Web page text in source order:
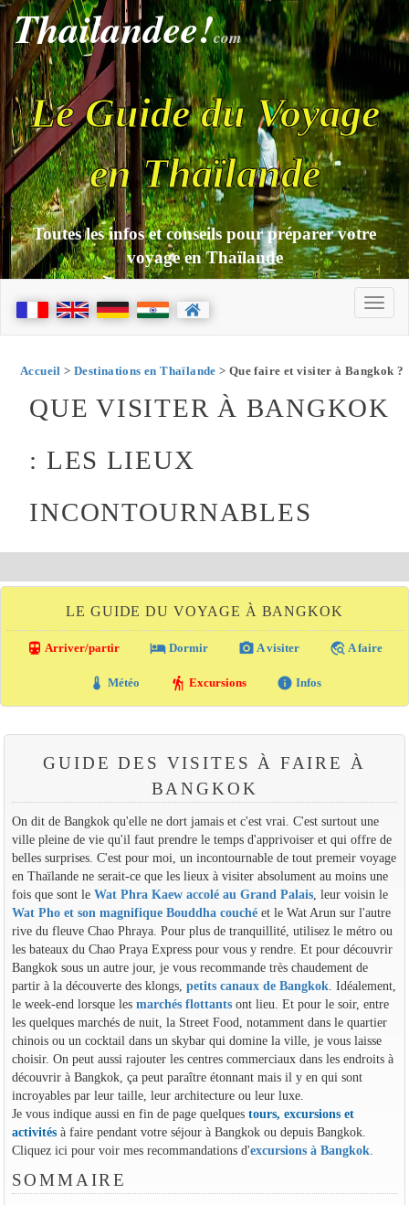
Thailandee!com
Le Guide du Voyage
en Thaïlande
Toutes les infos et conseils pour préparer votre
voyage en Thaïlande
Accueil > Destinations en Thaïlande > Que faire et visiter à Bangkok ?
QUE VISITER À BANGKOK
: LES LIEUX
INCONTOURNABLES
LE GUIDE DU VOYAGE À BANGKOK
directions_transit Arriver/partir local_hotel Dormir photo_camera A visiter travel_explore A faire
thermostat Météo hiking Excursions info Infos
GUIDE DES VISITES À FAIRE À
BANGKOK
On dit de Bangkok qu'elle ne dort jamais et c'est vrai. C'est surtout une
ville pleine de vie qu'il faut prendre le temps d'apprivoiser et qui offre de
belles surprises. C'est pour moi, un incontournable de tout premeir voyage
en Thaïlande ne serait-ce que les lieux à visiter absolument au moins une
fois que sont le Wat Phra Kaew accolé au Grand Palais, leur voisin le
Wat Pho et son magnifique Bouddha couchéet le Wat Arun sur l'autre
rive du fleuve Chao Phraya. Pour plus de tranquillité, utilisez le métro ou
les bateaux du Chao Praya Express pour vous y rendre. Et pour découvrir
Bangkok sous un autre jour, je vous recommande très chaudement de
partir à la découverte des klongs, petits canaux de Bangkok. Idéalement,
le week-end lorsque les marchés flottantsont lieu. Et pour le soir, entre
les quelques marchés de nuit, la Street Food, notamment dans le quartier
chinois ou un cocktail dans un skybar qui domine la ville, je vous laisse
choisir. On peut aussi rajouter les centres commerciaux dans les endroits à
découvrir à Bangkok, ça peut paraître étonnant mais il y en qui sont
incroyables par leur taille, leur architecture ou leur luxe.
Je vous indique aussi en fin de page quelques tours, excursions et
activitésà faire pendant votre séjour à Bangkok ou depuis Bangkok.
Cliquez ici pour voir mes recommandations d'excursions à Bangkok.
SOMMAIRE